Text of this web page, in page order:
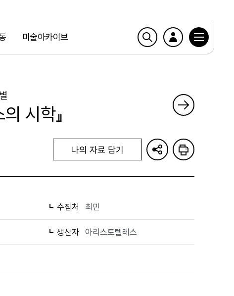
미술아카이브
시학』
나의 자료 담기
수집처 최민
생산자 아리스토텔레스